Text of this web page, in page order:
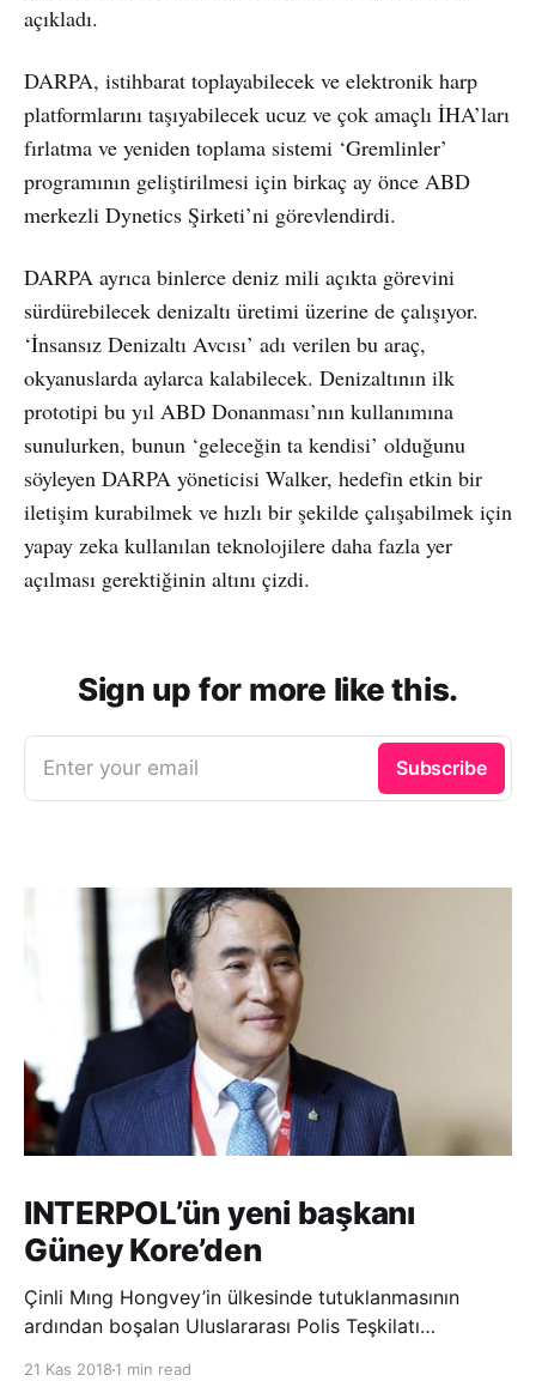
açıkladı.
DARPA, istihbarat toplayabilecek ve elektronik harp
platformlarını taşıyabilecek ucuz ve çok amaçlı İHA’ları
fırlatma ve yeniden toplama sistemi ‘Gremlinler’
programının geliştirilmesi için birkaç ay önce ABD
merkezli Dynetics Şirketi’ni görevlendirdi.
DARPA ayrıca binlerce deniz mili açıkta görevini
sürdürebilecek denizaltı üretimi üzerine de çalışıyor.
‘İnsansız Denizaltı Avcısı’ adı verilen bu araç,
okyanuslarda aylarca kalabilecek. Denizaltının ilk
prototipi bu yıl ABD Donanması’nın kullanımına
sunulurken, bunun ‘geleceğin ta kendisi’ olduğunu
söyleyen DARPA yöneticisi Walker, hedefin etkin bir
iletişim kurabilmek ve hızlı bir şekilde çalışabilmek için
yapay zeka kullanılan teknolojilere daha fazla yer
açılması gerektiğinin altını çizdi.
Sign up for more like this.
Enter your email Subscribe
INTERPOL’ün yeni başkanı
Güney Kore’den
Çinli Mıng Hongvey’in ülkesinde tutuklanmasının
ardından boşalan Uluslararası Polis Teşkilatı
21 Kas 2018 1 min read